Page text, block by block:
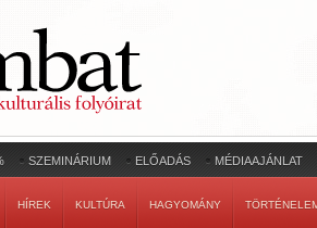
SZEMINÁRIUM ELŐADÁS MÉDIAAJÁNLAT
HÍREK KULTÚRA HAGYOMÁNY